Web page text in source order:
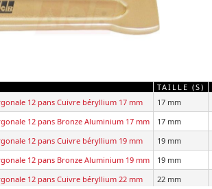
TAILLE (S)
12 pans Cuivre béryllium 17 mm 17 mm
12 pans Bronze Aluminium 17 mm 17 mm
12 pans Cuivre béryllium 19 mm 19 mm
12 pans Bronze Aluminium 19 mm 19 mm
12 pans Cuivre béryllium 22 mm 22 mm